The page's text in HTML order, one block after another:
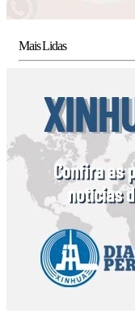
Mais Lidas